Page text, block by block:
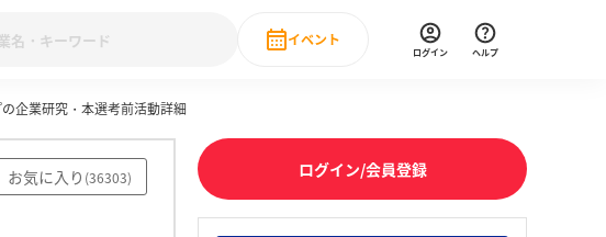
28卒 IT・DX現場社員インタビュー
イベント
直近のイベント一覧
ログイン ヘルプ
企業研究・本選考前活動詳細
お気に入り (36303) ログイン/会員登録